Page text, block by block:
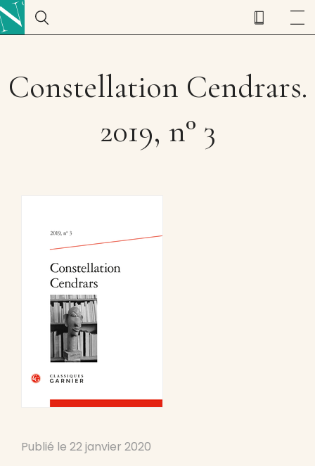
Constellation Cendrars.
2019, n° 3
Publié le 22 janvier 2020